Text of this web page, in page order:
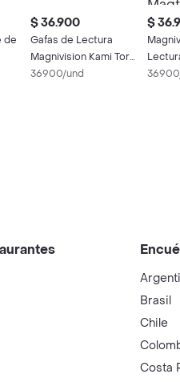
de
$ 36.900
Gafas de Lectura
Magnivision Kami Tor
100
36900/und
$
Magnivision
Brasil
Chile
Costa